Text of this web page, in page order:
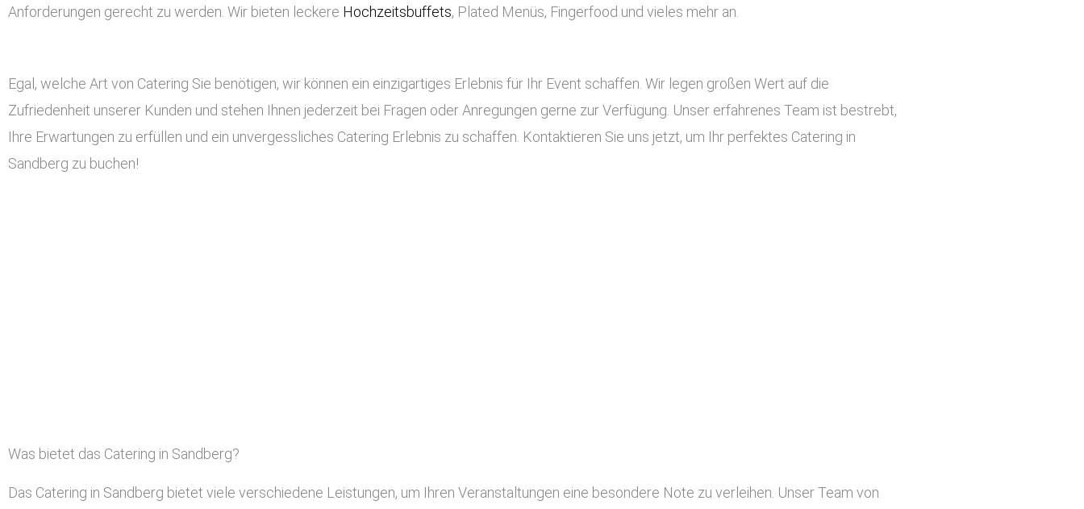
Anforderungen gerecht zu werden. Wir bieten leckere Hochzeitsbuffets, Plated Menüs, Fingerfood und vieles mehr an.
Egal, welche Art von Catering Sie benötigen, wir können ein einzigartiges Erlebnis für Ihr Event schaffen. Wir legen großen Wert auf die
Zufriedenheit unserer Kunden und stehen Ihnen jederzeit bei Fragen oder Anregungen gerne zur Verfügung. Unser erfahrenes Team ist bestrebt,
Ihre Erwartungen zu erfüllen und ein unvergessliches Catering Erlebnis zu schaffen. Kontaktieren Sie uns jetzt, um Ihr perfektes Catering in
Sandberg zu buchen!
Was bietet das Catering in Sandberg?
Das Catering in Sandberg bietet viele verschiedene Leistungen, um Ihren Veranstaltungen eine besondere Note zu verleihen. Unser Team von